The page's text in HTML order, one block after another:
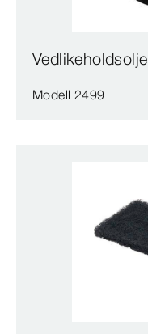
Vedlikeholdsolje
Modell 2499